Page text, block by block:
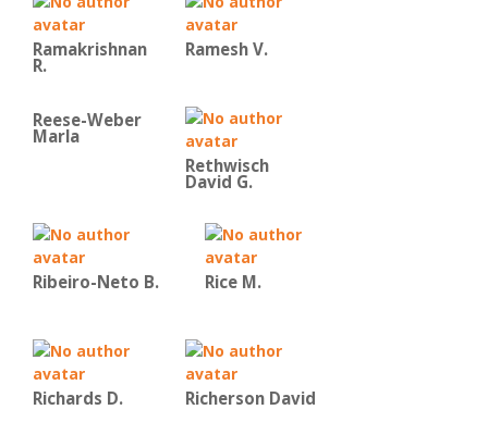
Ramakrishnan
R.
Ramesh V.
Reese-Weber
Marla
Rethwisch
David G.
Ribeiro-Neto B. Rice Μ.
Richards D. Richerson David